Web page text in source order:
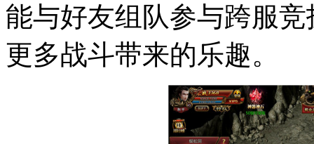
能与好友组队参与跨服
更多战斗带来的乐趣。